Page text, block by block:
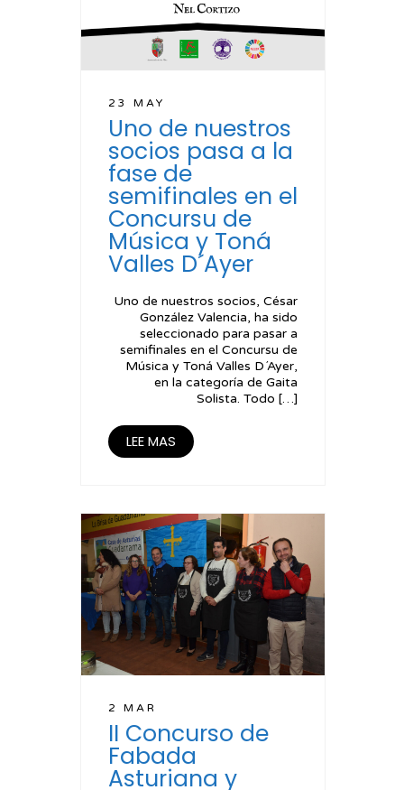
23 MAY
Uno de nuestros
socios pasa a la
fase de
semifinales en el
Concursu de
Música y Toná
Valles D´Ayer
Uno de nuestros socios, César
González Valencia, ha sido
seleccionado para pasar a
semifinales en el Concursu de
Música y Toná Valles D´Ayer,
en la categoría de Gaita
Solista. Todo […]
LEE MAS
2 MAR
II Concurso de
Fabada
Asturiana y